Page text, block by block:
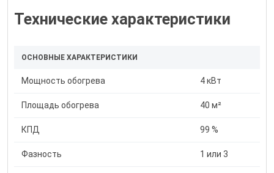
Технические характеристики
ОСНОВНЫЕ ХАРАКТЕРИСТИКИ
Мощность обогрева 4 кВт
Площадь обогрева 40 м²
КПД 99 %
Фазность 1 или 3